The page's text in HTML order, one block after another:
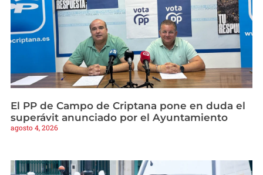
El PP de Campo de Criptana pone en duda el
superávit anunciado por el Ayuntamiento
agosto 4, 2026